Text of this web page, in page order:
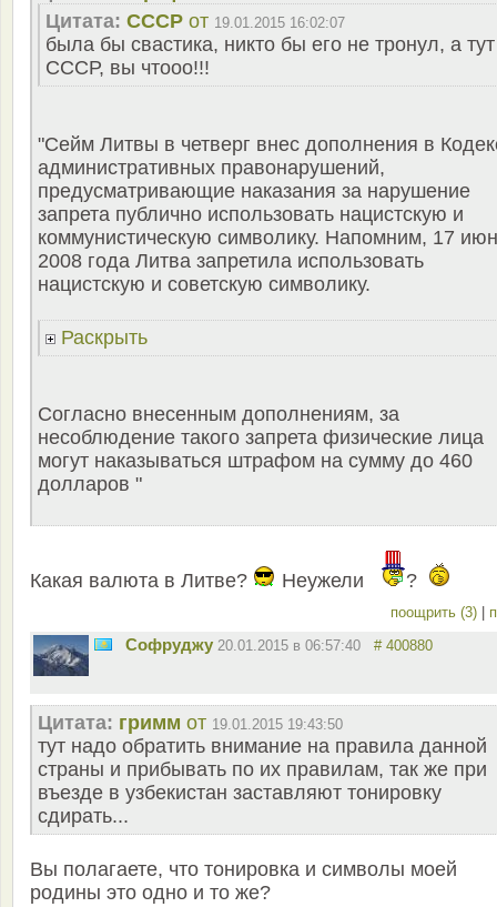
Цитата: СССР от 19.01.2015 16:02:07
была бы свастика, никто бы его не тронул, а тут
СССР, вы чтооо!!!
"Сейм Литвы в четверг внес дополнения в
административных правонарушений,
предусматривающие наказания за нарушение
запрета публично использовать нацистскую и
коммунистическую символику. Напомним, 17
2008 года Литва запретила использовать
нацистскую и советскую символику.
Раскрыть
Согласно внесенным дополнениям, за
несоблюдение такого запрета физические лица
могут наказываться штрафом на сумму до 460
долларов "
Какая валюта в Литве? Неужели ?
поощрить (3) |
Софруджу 20.01.2015 в 06:57:40 # 400880
Цитата: гримм от 19.01.2015 19:43:50
тут надо обратить внимание на правила данной
страны и прибывать по их правилам, так же при
въезде в узбекистан заставляют тонировку
сдирать...
Вы полагаете, что тонировка и символы моей
родины это одно и то же?